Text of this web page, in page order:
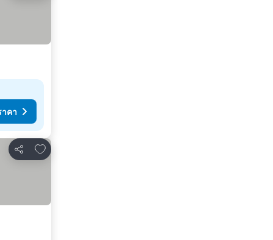
คา
แชร์
เพิ่มในรายการโปรด